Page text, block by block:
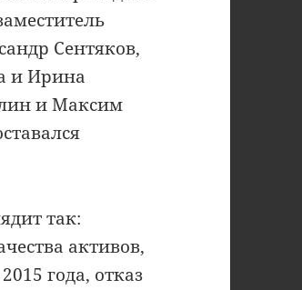
Сентяков,
и Ирина
и Максим
так:
активов,
года, отказ